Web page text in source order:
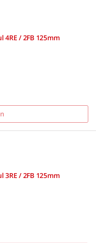
/ 2FB 125mm
/ 2FB 125mm